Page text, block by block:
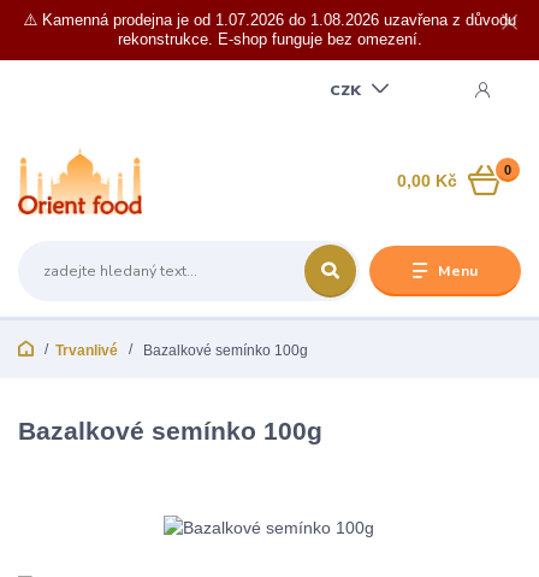
⚠️ Kamenná prodejna je od 1.07.2026 do 1.08.2026 uzavřena z důvodu
rekonstrukce. E-shop funguje bez omezení.
Menu
CZK
0
0,00 Kč
Trvanlivé Bazalkové semínko 100g
Bazalkové semínko 100g